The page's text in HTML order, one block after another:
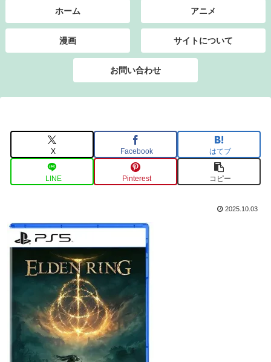
ホーム アニメ
漫画 サイトについて
お問い合わせ
X Facebook はてブ
LINE Pinterest コピー
2025.10.03